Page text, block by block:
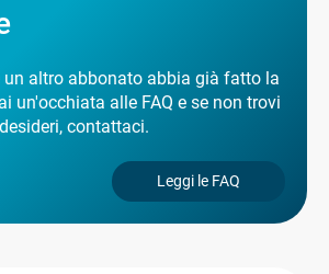
un altro abbonato abbia già fatto la
un'occhiata alle FAQ e se non trovi
contattaci.
Leggi le FAQ